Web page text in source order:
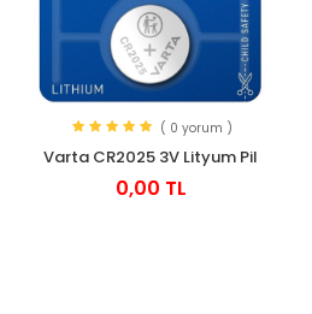
( 0 yorum )
Varta CR2025 3V Lityum Pil
0,00 TL